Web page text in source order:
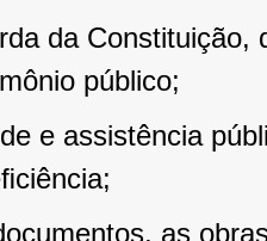
da
público;
e assistência
as